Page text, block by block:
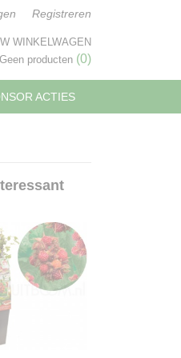
Registreren
WINKELWAGEN
Geen producten (0)
ACTIES